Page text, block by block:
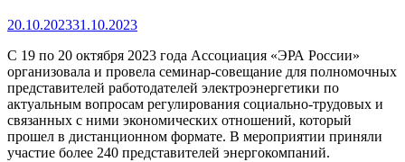
20.10.202331.10.2023
C 19 по 20 октября 2023 года Ассоциация «ЭРА России»
организовала и провела семинар-совещание для полномочных
представителей работодателей электроэнергетики по
актуальным вопросам регулирования социально-трудовых и
связанных с ними экономических отношений, который
прошел в дистанционном формате. В мероприятии приняли
участие более 240 представителей энергокомпаний.